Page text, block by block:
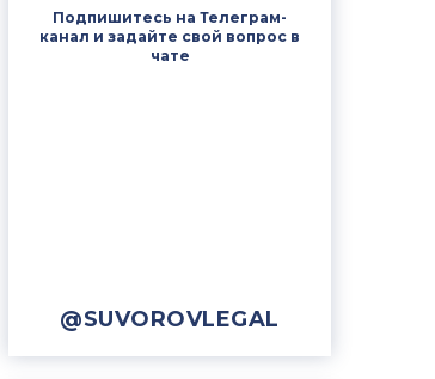
Подпишитесь на Телеграм-
канал и задайте свой вопрос в
чате
@SUVOROVLEGAL